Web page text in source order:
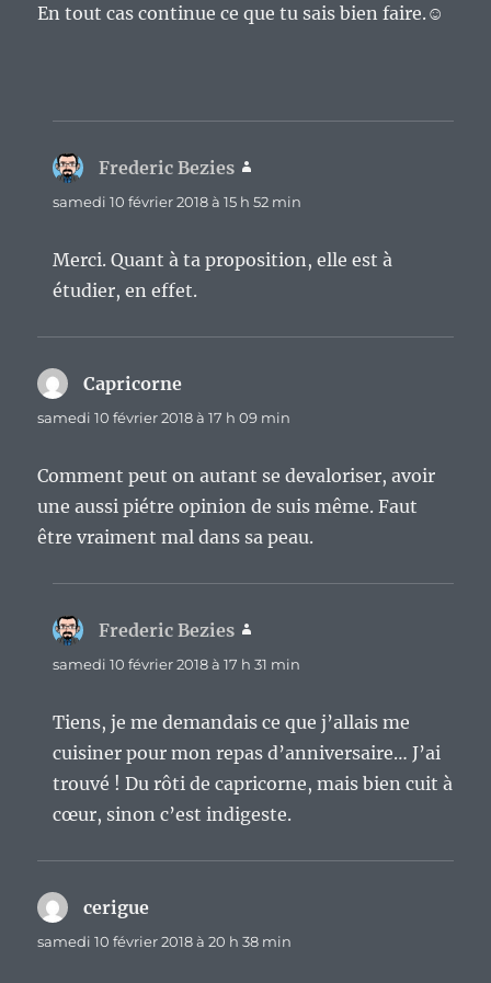
En tout cas continue ce que tu sais bien faire.☺
Frederic Bezies
samedi 10 février 2018 à 15 h 52 min
Merci. Quant à ta proposition, elle est à
étudier, en effet.
Capricorne
samedi 10 février 2018 à 17 h 09 min
Comment peut on autant se devaloriser, avoir
une aussi piétre opinion de suis même. Faut
être vraiment mal dans sa peau.
Frederic Bezies
samedi 10 février 2018 à 17 h 31 min
Tiens, je me demandais ce que j’allais me
cuisiner pour mon repas d’anniversaire… J’ai
trouvé ! Du rôti de capricorne, mais bien cuit à
cœur, sinon c’est indigeste.
cerigue
samedi 10 février 2018 à 20 h 38 min